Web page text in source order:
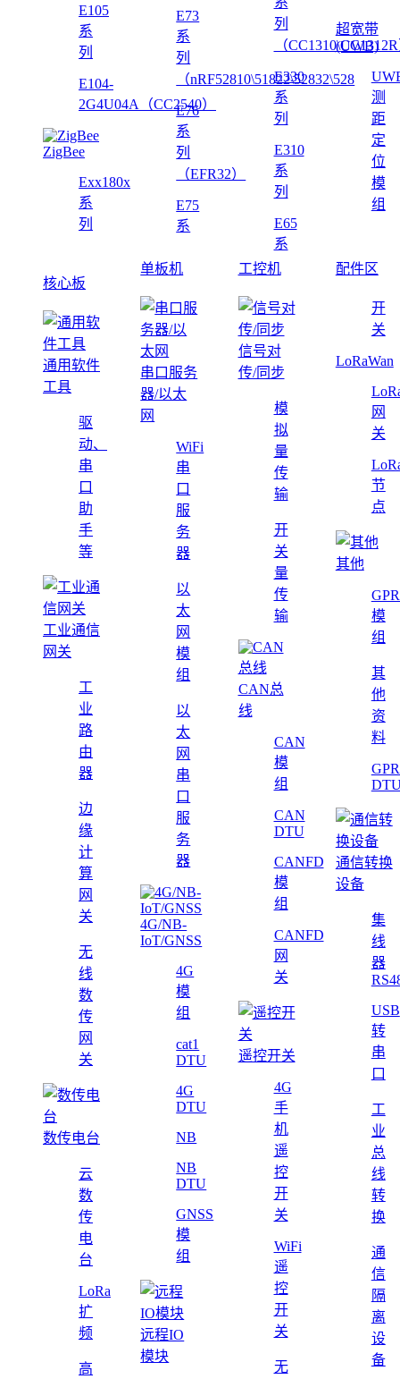
E105
系
列
E104-
2G4U04A（CC2540）
ZigBee
Exx180x
系
列
E73
系
列
（nRF52810\51822\52832\528
E76
系
列
（EFR32）
E75
系
列
（
E330
系
列
E310
系
列
E65
系
超宽带
(UWB)
测
距
定
位
模
组
核心板
单板机 工控机 配件区
通用软件
工具
驱
动、
串
口
助
手
等
工业通信
网关
工
业
路
由
器
边
缘
计
算
网
关
无
线
数
传
网
关
数传电台
云
数
传
电
台
LoRa
扩
频
高
串口服务
器/以太
网
WiFi
串
口
服
务
器
以
太
网
模
组
以
太
网
串
口
服
务
器
4G/NB-
IoT/GNSS
4G
模
组
cat1
DTU
4G
DTU
NB
NB
DTU
GNSS
模
组
远程IO
模块
信号对
传/同步
模
拟
量
传
输
开
关
量
传
输
CAN总
线
CAN
模
组
CAN
DTU
CANFD
模
组
CANFD
网
关
遥控开关
4G
手
机
遥
控
开
关
WiFi
遥
控
开
关
无
开
关
LoRaWan
网
关
节
点
其他
模
组
其
他
资
料
通信转换
设备
集
线
器
USB
转
串
口
工
业
总
线
转
换
通
信
隔
离
设
备